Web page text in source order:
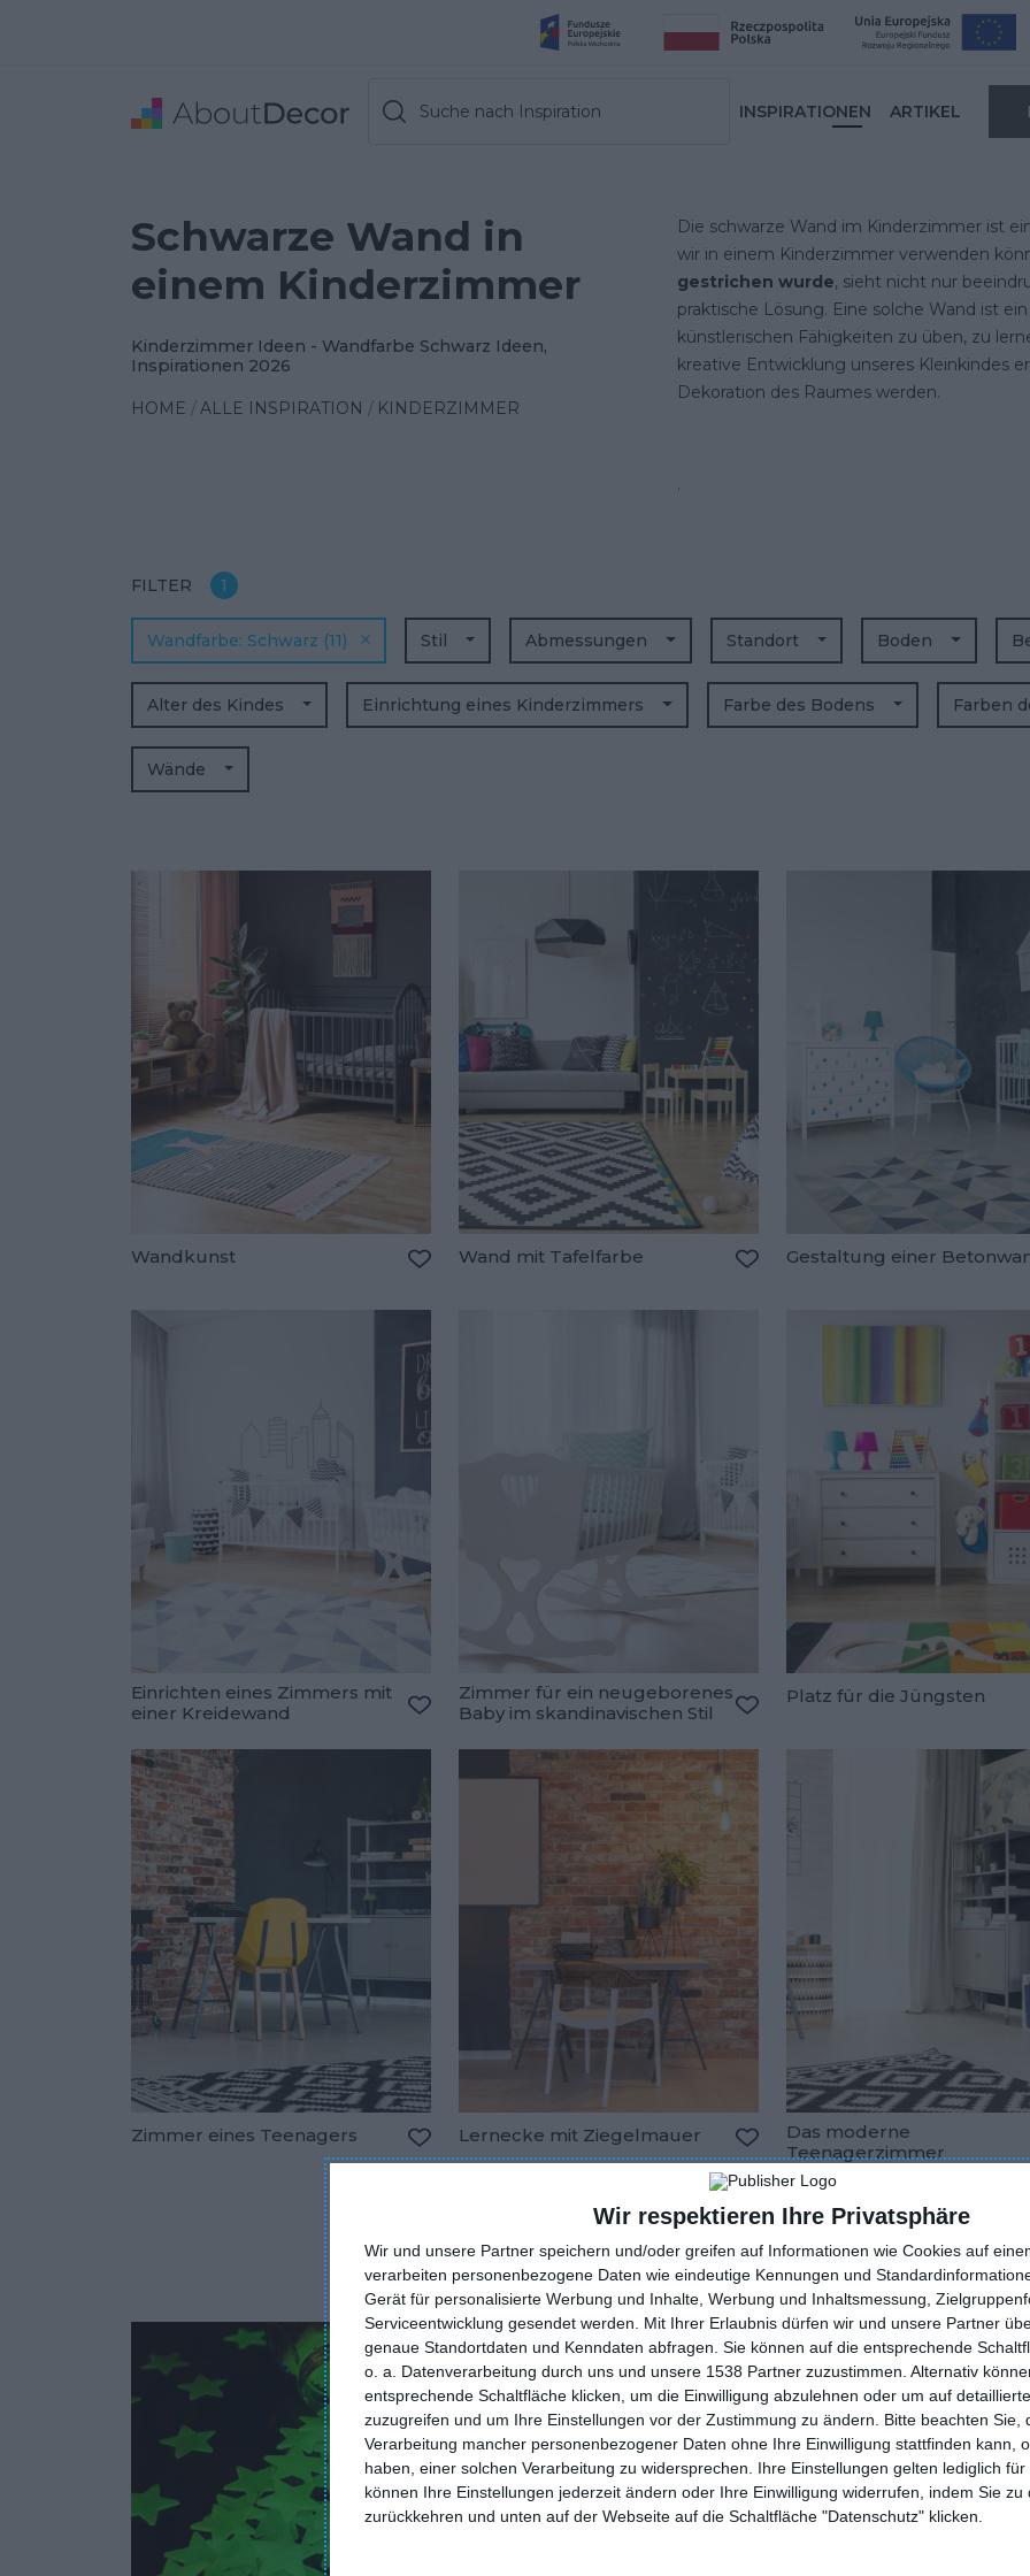
Wir respektieren Ihre Privatsphäre
Wir und unsere Partner speichern und/oder greifen auf Informationen wie Cookies auf
verarbeiten personenbezogene Daten wie eindeutige Kennungen und
Gerät für personalisierte Werbung und Inhalte, Werbung und Inhaltsmessung,
Serviceentwicklung gesendet werden.
Mit Ihrer Erlaubnis dürfen wir und unsere Partner
genaue Standortdaten und Kenndaten abfragen. Sie können auf die entsprechende
o. a. Datenverarbeitung durch uns und unsere 1538 Partner zuzustimmen. Alternativ
entsprechende Schaltfläche klicken, um die Einwilligung abzulehnen oder um auf
zuzugreifen und um Ihre Einstellungen vor der Zustimmung zu ändern.
Bitte beachten Sie,
Verarbeitung mancher personenbezogener Daten ohne Ihre Einwilligung stattfinden kann,
haben, einer solchen Verarbeitung zu widersprechen. Ihre Einstellungen gelten lediglich
können Ihre Einstellungen jederzeit ändern oder Ihre Einwilligung widerrufen, indem Sie zu
zurückkehren und unten auf der Webseite auf die Schaltfläche "Datenschutz" klicken.
Suche nach Inspiration INSPIRATIONEN ARTIKEL
Schwarze Wand in
einem Kinderzimmer
Kinderzimmer Ideen - Wandfarbe Schwarz Ideen,
Inspirationen 2026
HOME ALLE INSPIRATION KINDERZIMMER
Die schwarze Wand im Kinderzimmer ist
wir in einem Kinderzimmer verwenden
gestrichen wurde, sieht nicht nur
praktische Lösung. Eine solche Wand ist
künstlerischen Fähigkeiten zu üben, zu
kreative Entwicklung unseres Kleinkindes
Dekoration des Raumes werden.
.
FILTER 1
Stil Abmessungen Standort Boden
Alter des Kindes Einrichtung eines Kinderzimmers Farbe des Bodens Farben
Wände
Schwarz (11)
Wandfarbe
Wandkunst Wand mit Tafelfarbe Gestaltung einer
Einrichten eines Zimmers mit
einer Kreidewand
Zu den Favoriten hinzufügen
Zimmer für ein neugeborenes
Baby im skandinavischen Stil
Platz für die Jüngsten
Zimmer eines Teenagers
Zu den Favoriten hinzufügen
Lernecke mit Ziegelmauer
Zu den Favoriten hinzufügen
Das moderne
Teenagerzimmer
Neueste Artikel